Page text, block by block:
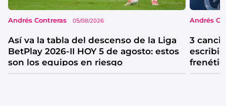
Andrés Contreras 05/08/2026
Así va la tabla del descenso de la Liga
BetPlay 2026-II HOY 5 de agosto: estos
son los equipos en riesgo
Andrés
3